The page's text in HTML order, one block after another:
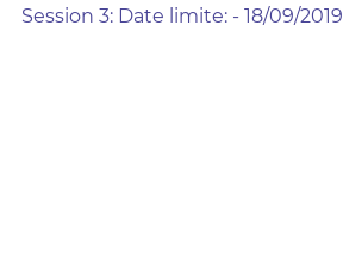
Session 3: Date limite: - 18/09/2019